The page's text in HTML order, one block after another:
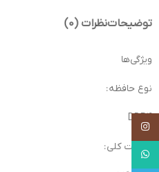
توضیحاتنظرات (0)
ویژگی‌ها
نوع حافظه :
DDR4
ظرفیت کلی :
WhatsApp